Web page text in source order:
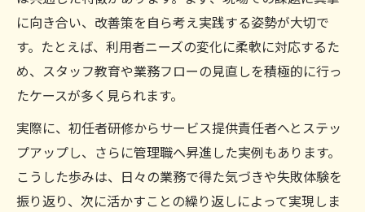
に向き合い、改善策を自ら考え実践する姿勢が大切で
す。たとえば、利用者ニーズの変化に柔軟に対応するた
め、スタッフ教育や業務フローの見直しを積極的に行っ
たケースが多く見られます。
実際に、初任者研修からサービス提供責任者へとステッ
プアップし、さらに管理職へ昇進した実例もあります。
こうした歩みは、日々の業務で得た気づきや失敗体験を
振り返り、次に活かすことの繰り返しによって実現しま